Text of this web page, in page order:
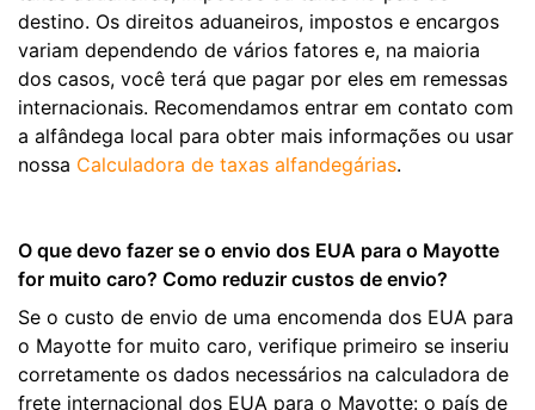
destino. Os direitos aduaneiros, impostos e encargos
variam dependendo de vários fatores e, na maioria
dos casos, você terá que pagar por eles em remessas
internacionais. Recomendamos entrar em contato com
a alfândega local para obter mais informações ou usar
nossa Calculadora de taxas alfandegárias.
O que devo fazer se o envio dos EUA para o Mayotte
for muito caro? Como reduzir custos de envio?
Se o custo de envio de uma encomenda dos EUA para
o Mayotte for muito caro, verifique primeiro se inseriu
corretamente os dados necessários na calculadora de
frete internacional dos EUA para o Mayotte: o país de